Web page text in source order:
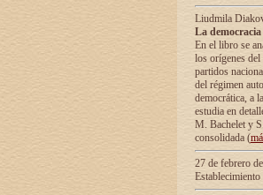
Liudmila
La
En el libro se
los orígenes
partidos
del régimen
democrática, а
estudia en
М. Bachelet у
consolidada (
27 de febrero